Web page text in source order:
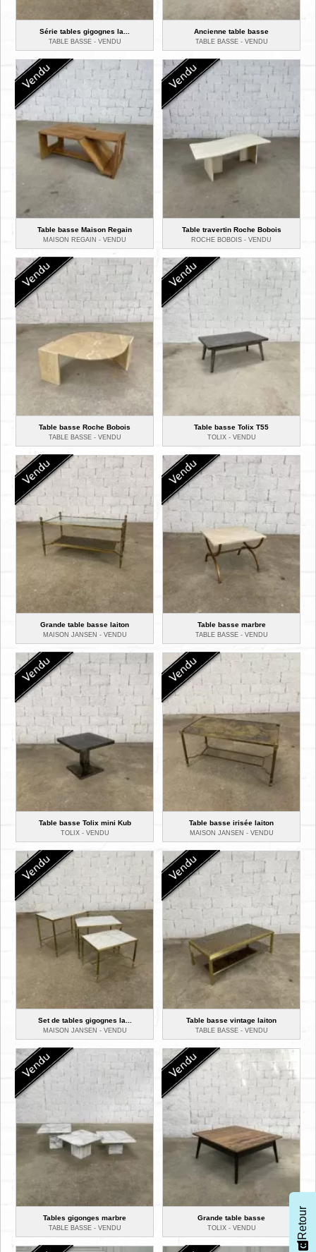
Série tables gigognes la...
TABLE BASSE - VENDU
Ancienne table basse
TABLE BASSE - VENDU
Table basse Maison Regain
MAISON REGAIN - VENDU
Table travertin Roche Bobois
ROCHE BOBOIS - VENDU
Table basse Roche Bobois
TABLE BASSE - VENDU
Table basse Tolix T55
TOLIX - VENDU
Grande table basse laiton
MAISON JANSEN - VENDU
Table basse marbre
TABLE BASSE - VENDU
Table basse Tolix mini Kub
TOLIX - VENDU
Table basse irisée laiton
MAISON JANSEN - VENDU
Set de tables gigognes la...
MAISON JANSEN - VENDU
Table basse vintage laiton
TABLE BASSE - VENDU
Tables gigonges marbre
TABLE BASSE - VENDU
Grande table basse
TOLIX - VENDU Retour